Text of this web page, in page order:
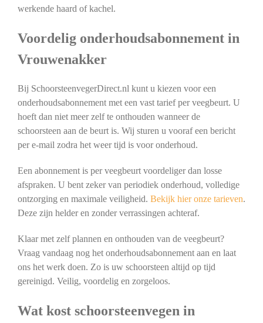
werkende haard of kachel.
Voordelig onderhoudsabonnement in
Vrouwenakker
Bij SchoorsteenvegerDirect.nl kunt u kiezen voor een
onderhoudsabonnement met een vast tarief per veegbeurt. U
hoeft dan niet meer zelf te onthouden wanneer de
schoorsteen aan de beurt is. Wij sturen u vooraf een bericht
per e-mail zodra het weer tijd is voor onderhoud.
Een abonnement is per veegbeurt voordeliger dan losse
afspraken. U bent zeker van periodiek onderhoud, volledige
ontzorging en maximale veiligheid. Bekijk hier onze tarieven.
Deze zijn helder en zonder verrassingen achteraf.
Klaar met zelf plannen en onthouden van de veegbeurt?
Vraag vandaag nog het onderhoudsabonnement aan en laat
ons het werk doen. Zo is uw schoorsteen altijd op tijd
gereinigd. Veilig, voordelig en zorgeloos.
Wat kost schoorsteenvegen in